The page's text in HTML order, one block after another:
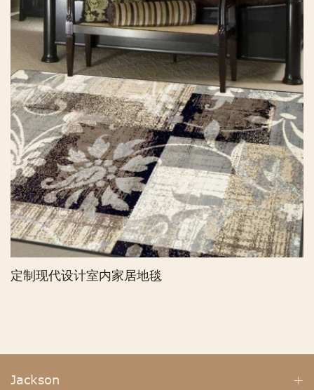
定制现代设计室内家居地毯
Jackson